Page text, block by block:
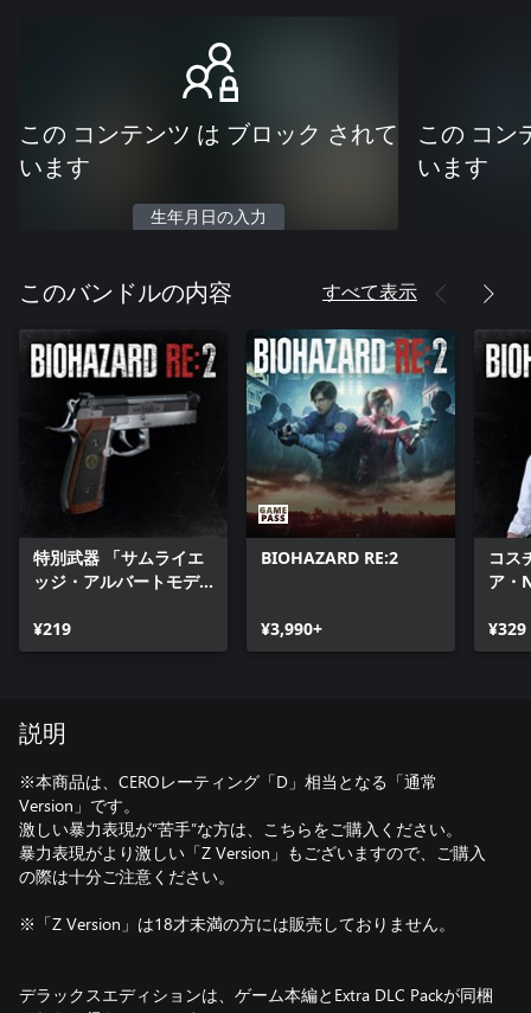
この コンテンツ は ブロック されて
います
生年月日の入力
この コン
います
このバンドルの内容 すべて表示
特別武器 「サムライエ
ッジ・アルバートモデ
¥219
BIOHAZARD RE:2
¥3,990+
コス
ア・
¥329
説明
※本商品は、CEROレーティング「D」相当となる「通常
Version」です。
激しい暴力表現が“苦手”な方は、こちらをご購入ください。
暴力表現がより激しい「Z Version」もございますので、ご購入
の際は十分ご注意ください。
※「Z Version」は18才未満の方には販売しておりません。
デラックスエディションは、ゲーム本編とExtra DLC Packが同梱